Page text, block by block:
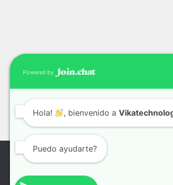
Powered by
Hola! , bienvenido a
Puedo ayudarte?